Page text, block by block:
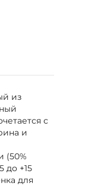
из
с
и
(50%
до +15
для